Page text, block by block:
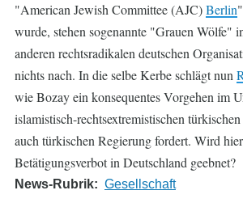
"American Jewish Committee (AJC)Berlin
wurde, stehen sogenannte "Grauen Wölfe"
anderen rechtsradikalen deutschen
nichts nach. In die selbe Kerbe schlägt nun
wie Bozay ein konsequentes Vorgehen im
islamistisch-rechtsextremistischen
auch türkischen Regierung fordert. Wird
Betätigungsverbot in Deutschland geebnet?
News-Rubrik Gesellschaft